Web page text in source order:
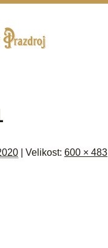
| Velikost: 600 × 483